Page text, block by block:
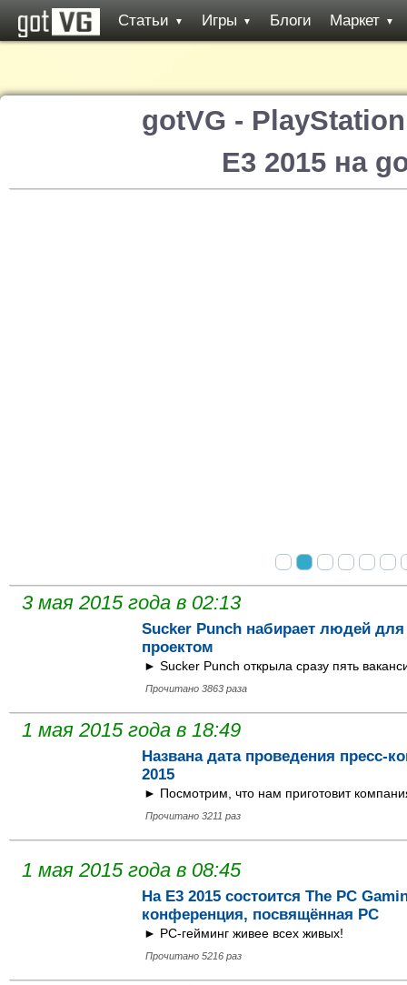
Статьи ▼ Игры ▼ Блоги Маркет ▼
gotVG -
E3 2015 на
3 мая 2015 года в 02:13
Sucker Punch набирает людей
проектом
► Sucker Punch открыла сразу пять
Прочитано 3863 раза
1 мая 2015 года в 18:49
Названа дата проведения пресс-
2015
► Посмотрим, что нам приготовит
Прочитано 3211 раз
1 мая 2015 года в 08:45
На Е3 2015 состоится The PC
конференция, посвящённая РС
► РС-гейминг живее всех живых!
Прочитано 5216 раз